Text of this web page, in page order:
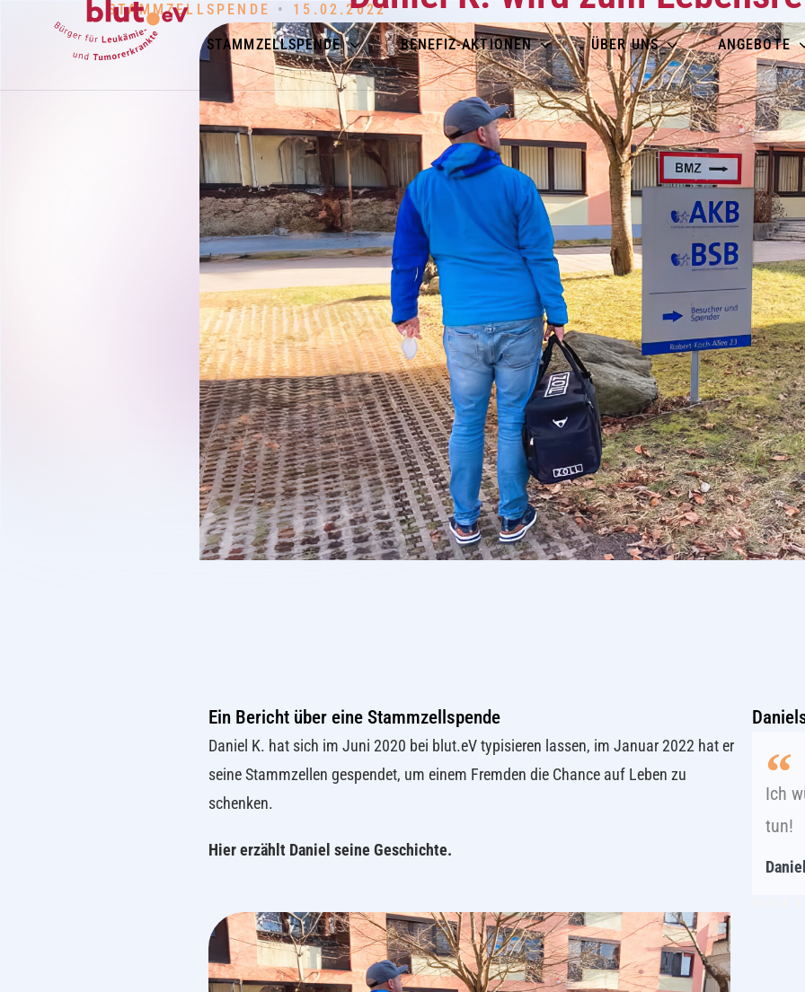
STAMMZELLSPENDE BENEFIZ-AKTIONEN ÜBER UNS ANGEBOTE
STAMMZELLSPENDE • 15.02.2022
Ein Bericht über eine Stammzellspende
Daniel K. hat sich im Juni 2020 bei blut.eV typisieren lassen, im Januar 2022 hat er
seine Stammzellen gespendet, um einem Fremden die Chance auf Leben zu
schenken.
Hier erzählt Daniel seine Geschichte.
Ich
tun!